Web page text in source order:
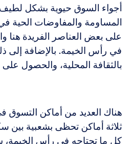
أجواء السوق حيوية بشكل
المساومة والمفاوضات الحية
على بعض العناصر الفريدة هنا
في رأس الخيمة. بالإضافة إلى
بالثقافة المحلية، والحصول على
هناك العديد من أماكن
ثلاثة أماكن تحظى بشعبية بين
كل ما تحتاجه في رأس